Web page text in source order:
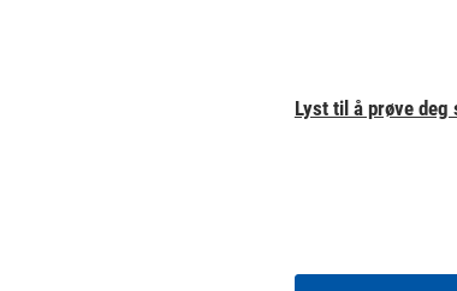
Lyst til å prøve deg